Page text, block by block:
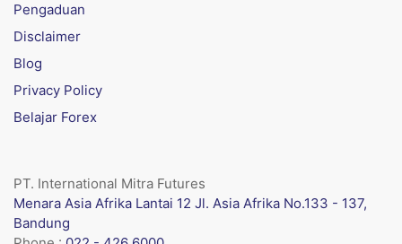
Pengaduan
Disclaimer
Blog
Privacy Policy
Belajar Forex
PT. International Mitra Futures
Menara Asia Afrika Lantai 12 Jl. Asia Afrika No.133 - 137,
Bandung